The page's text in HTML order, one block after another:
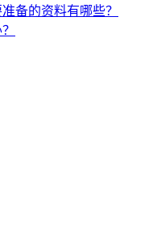
备的资料有哪些？